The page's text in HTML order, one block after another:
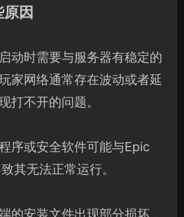
因
动时需要与服务器有稳定的
家网络通常存在波动或者延
打不开的问题。
序或安全软件可能与Epic
其无法正常运行。
的安装文件出现部分损坏，